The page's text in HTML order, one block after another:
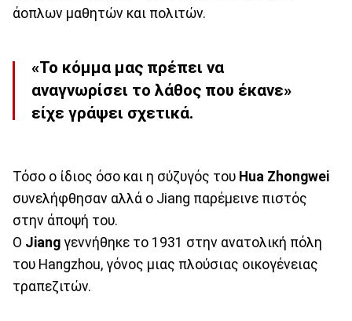
άοπλων μαθητών και πολιτών.
«Το κόμμα μας πρέπει να
αναγνωρίσει το λάθος που έκανε»
είχε γράψει σχετικά.
Τόσο ο ίδιος όσο και η σύζυγός του Hua Zhongwei
συνελήφθησαν αλλά ο Jiang παρέμεινε πιστός
στην άποψή του.
Ο Jiang γεννήθηκε το 1931 στην ανατολική πόλη
του Hangzhou, γόνος μιας πλούσιας οικογένειας
τραπεζιτών.